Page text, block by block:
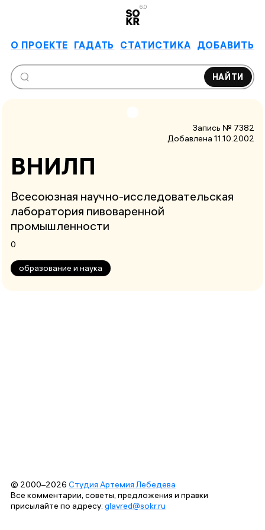
6.0
О ПРОЕКТЕ ГАДАТЬ СТАТИСТИКА ДОБАВИТЬ
НАЙТИ
Запись № 7382
Добавлена 11.10.2002
ВНИЛП
Всесоюзная научно-исследовательская
лаборатория пивоваренной
промышленности
0
образование и наука
© 2000–2026 Студия Артемия Лебедева
Все комментарии, советы, предложения и правки
присылайте по адресу: glavred@sokr.ru